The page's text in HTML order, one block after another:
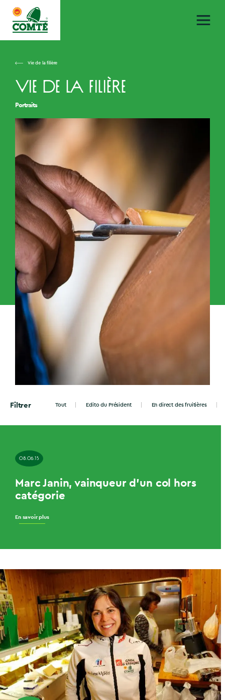
Vie de la filière
Vie de la filière
Portraits
Filtrer Tout Edito du Président En direct des fruitières
08.06.15
Marc Janin, vainqueur d’un col hors
catégorie
En savoir plus